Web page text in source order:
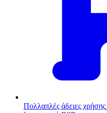
Πολλαπλές άδειες χρήσης